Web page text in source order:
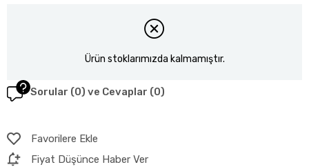
Ürün stoklarımızda kalmamıştır.
Sorular (0) ve Cevaplar (0)
Favorilere Ekle
Fiyat Düşünce Haber Ver